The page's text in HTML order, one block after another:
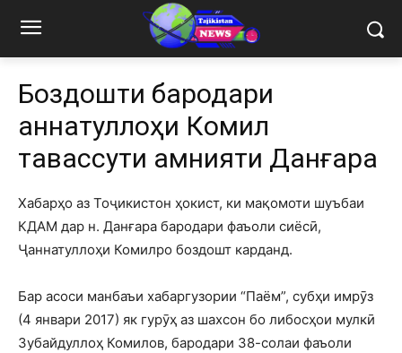
Боздошти бародари
Ҷаннатуллоҳи Комил
тавассути амнияти Данғара
Хабарҳо аз Тоҷикистон ҳокист, ки мақомоти шуъбаи
КДАМ дар н. Данғара бародари фаъоли сиёсӣ,
Ҷаннатуллоҳи Комилро боздошт карданд.
Бар асоси манбаъи хабаргузории “Паём”, субҳи имрӯз
(4 январи 2017) як гурӯҳ аз шахсон бо либосҳои мулкӣ
Зубайдуллоҳ Комилов, бародари 38-солаи фаъоли